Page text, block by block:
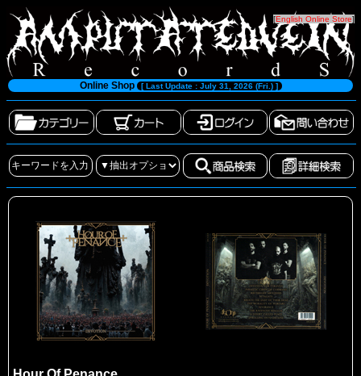
[English Online Store]
Online Shop [ Last Update : July 31, 2026 (Fri.) ]